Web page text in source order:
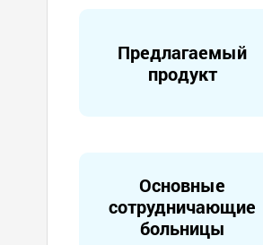
Предлагаемый
продукт
Основные
сотрудничающие
больницы